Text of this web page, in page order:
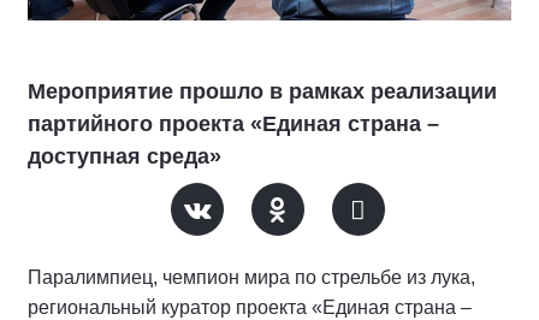
Мероприятие прошло в рамках реализации
партийного проекта «Единая страна –
доступная среда»
Паралимпиец, чемпион мира по стрельбе из лука,
региональный куратор проекта «Единая страна –